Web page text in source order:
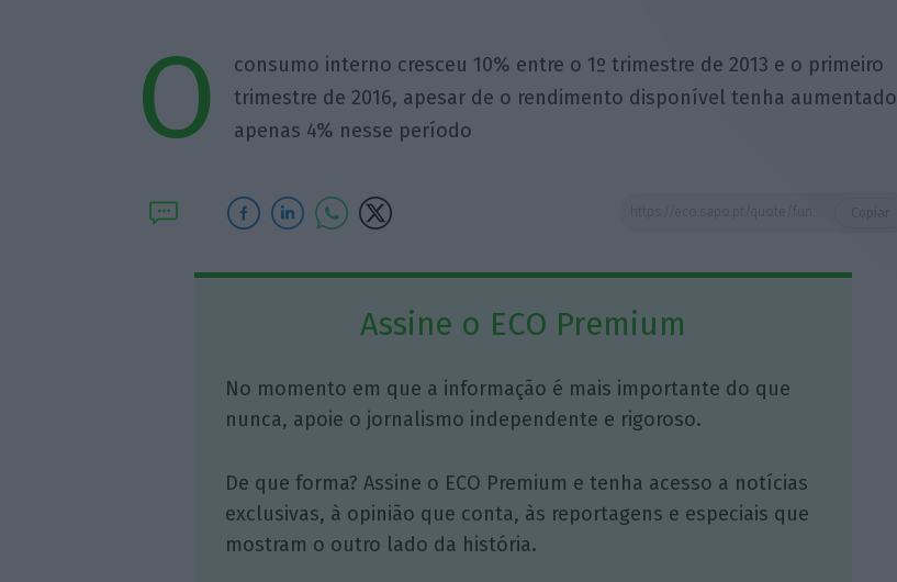
O
consumo interno cresceu 10% entre o 1º trimestre de 2013 e o primeiro
trimestre de 2016, apesar de o rendimento disponível tenha aumentado
apenas 4% nesse período
Assine o ECO Premium
No momento em que a informação é mais importante do que
nunca, apoie o jornalismo independente e rigoroso.
De que forma? Assine o ECO Premium e tenha acesso a notícias
exclusivas, à opinião que conta, às reportagens e especiais que
mostram o outro lado da história.